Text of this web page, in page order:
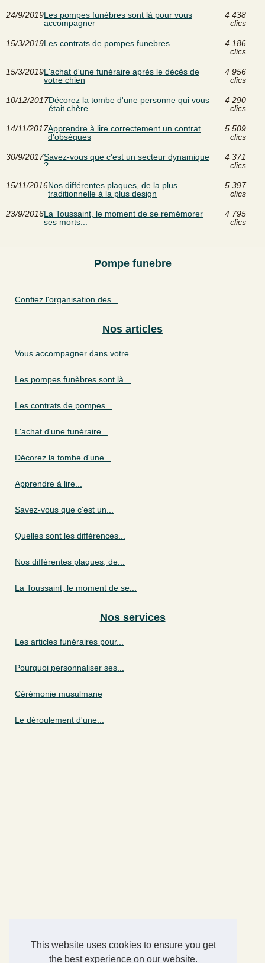
This website uses cookies to ensure you get
the best experience on our website.
24/9/2019Les pompes funèbres sont là pour vous
accompagner
4 438
clics
15/3/2019Les contrats de pompes funebres
4 186
clics
15/3/2019L'achat d'une funéraire après le décès de
votre chien
4 956
clics
10/12/2017Décorez la tombe d'une personne qui vous
était chère
4 290
clics
14/11/2017Apprendre à lire correctement un contrat
d'obsèques
5 509
clics
30/9/2017Savez-vous que c'est un secteur dynamique
?
4 371
clics
15/11/2016Nos différentes plaques, de la plus
traditionnelle à la plus design
5 397
clics
23/9/2016La Toussaint, le moment de se remémorer
ses morts...
4 795
clics
Pompe funebre
Confiez l'organisation des...
Nos articles
Vous accompagner dans votre...
Les pompes funèbres sont là...
Les contrats de pompes...
L'achat d'une funéraire...
Décorez la tombe d'une...
Apprendre à lire...
Savez-vous que c'est un...
Quelles sont les différences...
Nos différentes plaques, de...
La Toussaint, le moment de se...
Nos services
Les articles funéraires pour...
Pourquoi personnaliser ses...
Cérémonie musulmane
Le déroulement d'une...